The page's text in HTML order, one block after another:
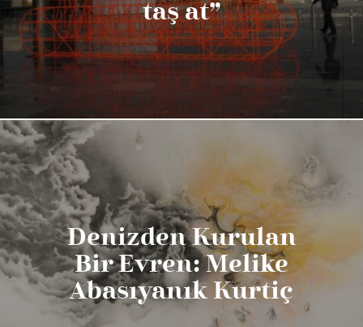
taş at”
Denizden Kurulan
Bir Evren: Melike
Abasıyanık Kurtiç